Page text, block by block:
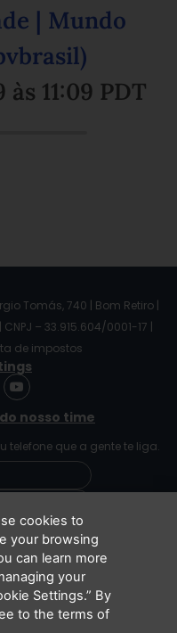
| Mundo
às 11:09 PDT
Tomás, 740 | Bom Retiro |
CNPJ – 33.915.604/0001-17 |
de impostos
Y
o
t
b
e
nosso time
telefone que a gente te liga.
serão
de Privacidade
cookies to
your browsing
can learn more
your
Settings.” By
to the terms of